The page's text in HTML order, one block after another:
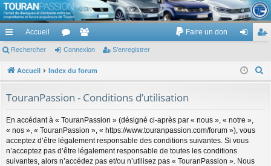
TouranPassion
Le forum des propriétaires ou futurs acquéreurs du Volkswagen Touran
cc
ès
de
Accueil
or
u
e
m
Faire un don
ne nr
Rechercher Connexion S’enregistrer
Accueil Index du forum
e
TouranPassion - Conditions d’utilisation
En accédant à « TouranPassion » (désigné ci-après par « nous », « notre »,
« nos », « TouranPassion », « https://www.touranpassion.com/forum »), vous
acceptez d’être légalement responsable des conditions suivantes. Si vous
n’acceptez pas d’être légalement responsable de toutes les conditions
suivantes, alors n’accédez pas et/ou n’utilisez pas « TouranPassion ». Nous